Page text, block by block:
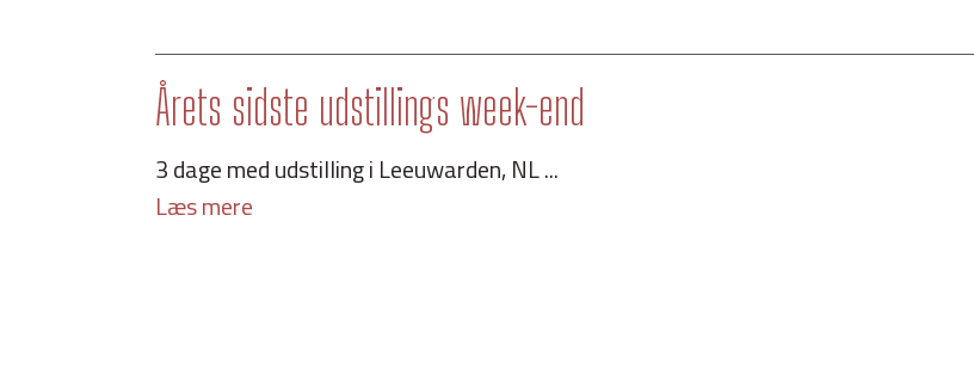
Årets sidste udstillings week-end
3 dage med udstilling i Leeuwarden, NL ...
Læs mere